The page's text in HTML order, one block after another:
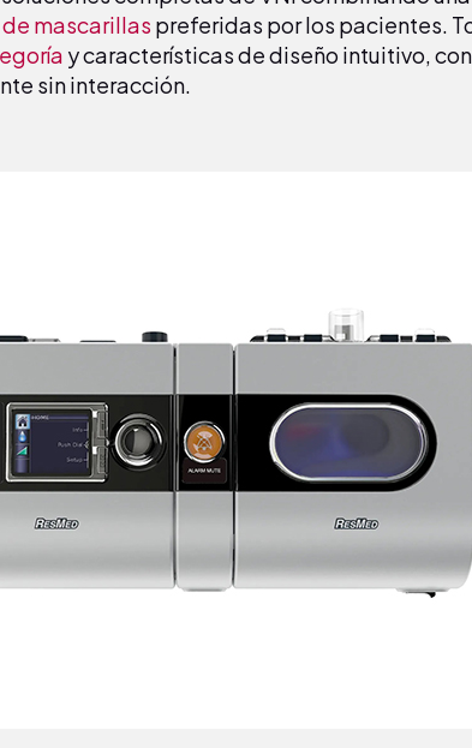
de mascarillas preferidas por los pacientes.
y características de diseño intuitivo,
sin interacción.